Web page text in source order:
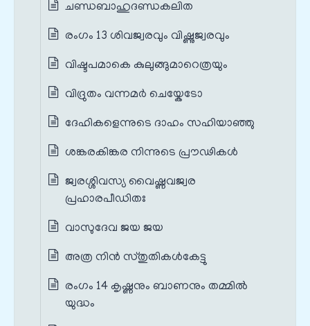
ചണ്ഡബാഹുദണ്ഡകലിത
രംഗം 13 ശിവജ്വരവും വിഷ്ണുജ്വരവും
വിഷ്ടപമാകെ കുലുങ്ങുമാറെത്രയും
വിദ്രുതം വന്നമർ ചെയ്കേടോ
ദേഹികളെന്നുടെ ദാഹം സഹിയാഞ്ഞു
ശങ്കരകിങ്കര നിന്നുടെ പ്രൗഢികൾ
ജ്വരശ്ശിവസ്യ വൈഷ്ണവജ്വര
പ്രഹാരപീഡിതഃ
വാസുദേവ ജയ ജയ
അത്ര നിൻ സ്തുതികൾകേട്ടു
രംഗം 14 കൃഷ്ണനും ബാണനും തമ്മിൽ
യുദ്ധം